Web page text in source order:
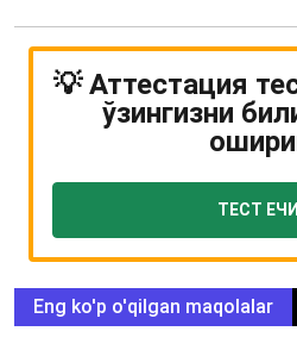
💡 Аттестация
ўзингизни
ТЕСТ
Eng ko'p o'qilgan maqolalar